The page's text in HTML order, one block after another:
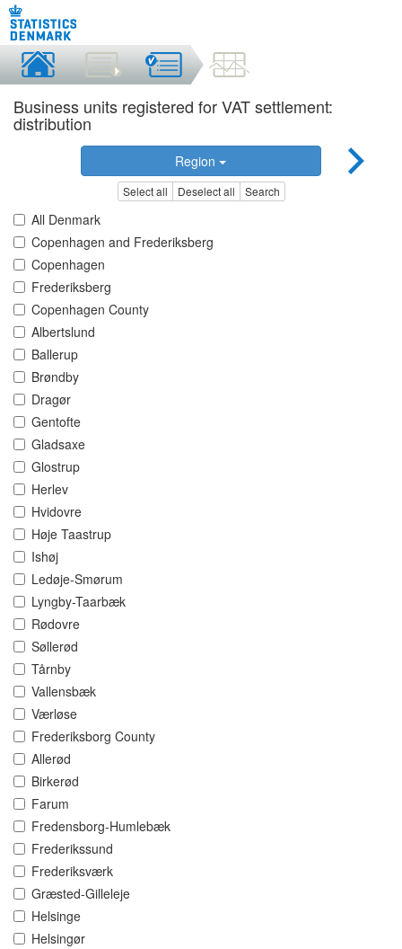
Business units registered for VAT settlement:
distribution
Region
Select all Deselect all Search
All Denmark
Copenhagen and Frederiksberg
Copenhagen
Frederiksberg
Copenhagen County
Albertslund
Ballerup
Brøndby
Dragør
Gentofte
Gladsaxe
Glostrup
Herlev
Hvidovre
Høje Taastrup
Ishøj
Ledøje-Smørum
Lyngby-Taarbæk
Rødovre
Søllerød
Tårnby
Vallensbæk
Værløse
Frederiksborg County
Allerød
Birkerød
Farum
Fredensborg-Humlebæk
Frederikssund
Frederiksværk
Græsted-Gilleleje
Helsinge
Helsingør